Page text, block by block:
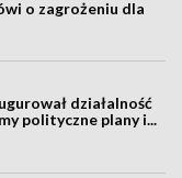
o zagrożeniu dla
działalność
polityczne plany i...